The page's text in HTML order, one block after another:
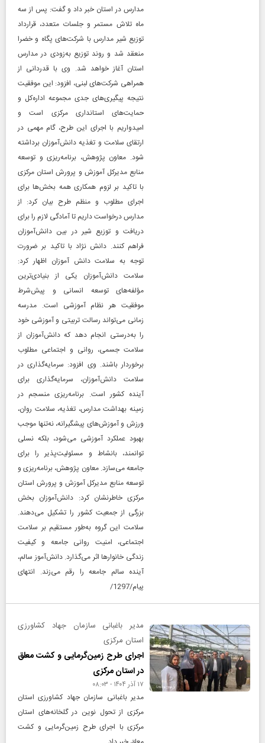
مدارس در استان خبر داد و گفت: پس از سه
ماه تلاش مستمر و جلسات متعدد، قرارداد
توزیع شیر مدارس با شرکت‌های پگاه و خضرا
منعقد شد و روند توزیع به‌زودی در مدارس
استان آغاز خواهد شد. وی با قدردانی از
همراهی شرکت‌های لبنی، افزود: این موفقیت
نتیجه پیگیری‌های جدی مجموعه اداره‌کل و
حمایت‌های استانداری مرکزی است و
امیدواریم با اجرای این طرح، گام مهمی در
ارتقای سلامت و تغذیه دانش‌آموزان برداشته
شود. معاون پژوهش، برنامه‌ریزی و توسعه
منابع مدیرکل آموزش و پرورش استان مرکزی
با تاکید بر لزوم همکاری همه بخش‌ها برای
اجرای مطلوب و منظم طرح بیان کرد: از
مدارس درخواست داریم تا آمادگی لازم را برای
دریافت و توزیع شیر در بین دانش‌آموزان
فراهم کنند. دانش نژاد با تاکید بر ضرورت
توجه به سلامت دانش آموزان اظهار کرد:
سلامت دانش‌آموزان یکی از بنیادی‌ترین
مؤلفه‌های توسعه انسانی و پیش‌شرط
موفقیت هر نظام آموزشی است. مدرسه
زمانی می‌تواند رسالت تربیتی و آموزشی خود
را به‌درستی انجام دهد که دانش‌آموزان از
سلامت جسمی، روانی و اجتماعی مطلوب
برخوردار باشند. وی افزود: سرمایه‌گذاری در
سلامت دانش‌آموزان، سرمایه‌گذاری برای
آینده کشور است. برنامه‌ریزی منسجم در
زمینه بهداشت مدارس، تغذیه، سلامت روان،
ورزش و آموزش‌های پیشگیرانه، نه‌تنها موجب
بهبود عملکرد آموزشی می‌شود، بلکه نسلی
توانمند، بانشاط و مسئولیت‌پذیر را برای
جامعه می‌سازد. معاون پژوهش، برنامه‌ریزی و
توسعه منابع مدیرکل آموزش و پرورش استان
مرکزی خاطرنشان کرد: دانش‌آموزان بخش
بزرگی از جمعیت کشور را تشکیل می‌دهند.
سلامت این گروه به‌طور مستقیم بر سلامت
اجتماعی، امنیت روانی جامعه و کیفیت
زندگی خانوارها اثر می‌گذارد. دانش‌آموز سالم،
آینده سالم جامعه را رقم می‌زند. انتهای
پیام/1297/
مدیر باغبانی سازمان جهاد کشاورزی
استان مرکزی
اجرای طرح زمین‌گرمایی و کشت معلق
در استان مرکزی
۱۷ آذر ۱۴۰۴ - ۰۸:۰۳
مدیر باغبانی سازمان جهاد کشاورزی استان
مرکزی از تحول نوین در گلخانه‌های استان
مرکزی با اجرای طرح زمین‌گرمایی و کشت